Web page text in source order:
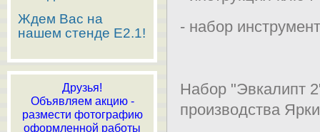
- набор
Набор "Эвкалипт
производства
Ждем Вас на
нашем стенде E2.1!
Друзья!
Объявляем акцию -
размести фотографию
оформленной работы